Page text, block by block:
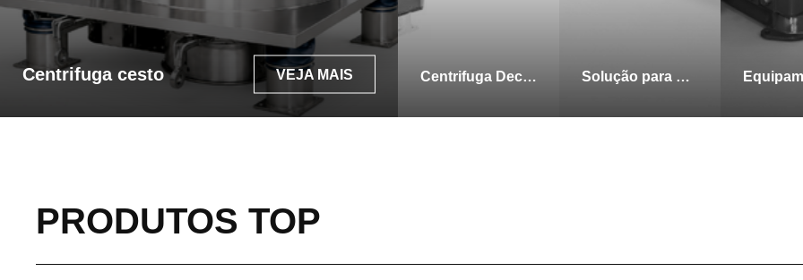
Centrifuga cesto VEJA MAIS Centrifuga Decanter Solução para Centrifugação Industrial
PRODUTOS TOP